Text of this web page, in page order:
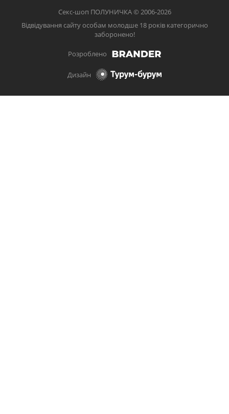
Секс-шоп ПОЛУНИЧКА © 2006-2026
Відвідування сайту особам молодше 18 років категорично
заборонено!
Розроблено
Дизайн